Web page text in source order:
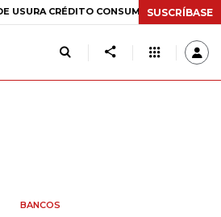
CONSUMO 29,66% +0,87%
SUSCRÍBASE
BANCOS